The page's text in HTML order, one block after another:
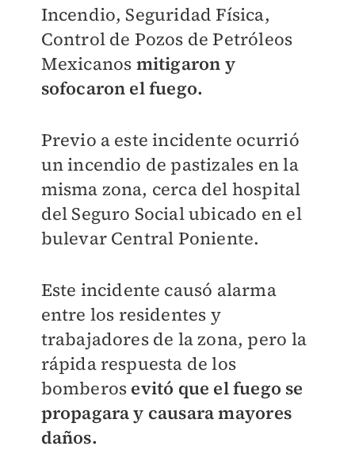
Incendio, Seguridad Física,
Control de Pozos de Petróleos
Mexicanos mitigaron y
sofocaron el fuego.
Previo a este incidente ocurrió
un incendio de pastizales en la
misma zona, cerca del hospital
del Seguro Social ubicado en el
bulevar Central Poniente.
Este incidente causó alarma
entre los residentes y
trabajadores de la zona, pero la
rápida respuesta de los
bomberos evitó que el fuego se
propagara y causara mayores
daños.